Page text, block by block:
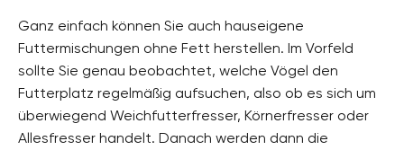
Ganz einfach können Sie auch hauseigene
Futtermischungen ohne Fett herstellen. Im Vorfeld
sollte Sie genau beobachtet, welche Vögel den
Futterplatz regelmäßig aufsuchen, also ob es sich um
überwiegend Weichfutterfresser, Körnerfresser oder
Allesfresser handelt. Danach werden dann die